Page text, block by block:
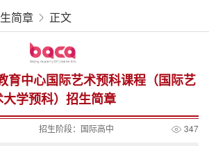
简章 正文
育中心国际艺术预科课程（国际艺
大学预科）招生简章
招生阶段： 国际高中 347